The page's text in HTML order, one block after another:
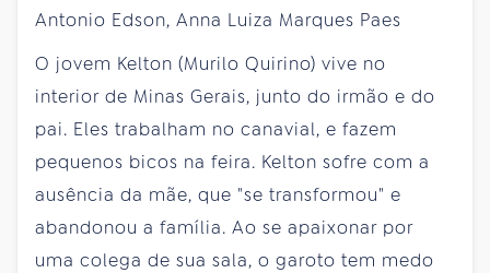
Antonio Edson, Anna Luiza Marques Paes
O jovem Kelton (Murilo Quirino) vive no
interior de Minas Gerais, junto do irmão e do
pai. Eles trabalham no canavial, e fazem
pequenos bicos na feira. Kelton sofre com a
ausência da mãe, que "se transformou" e
abandonou a família. Ao se apaixonar por
uma colega de sua sala, o garoto tem medo